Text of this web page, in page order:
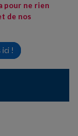
pour ne rien
de nos
ici !